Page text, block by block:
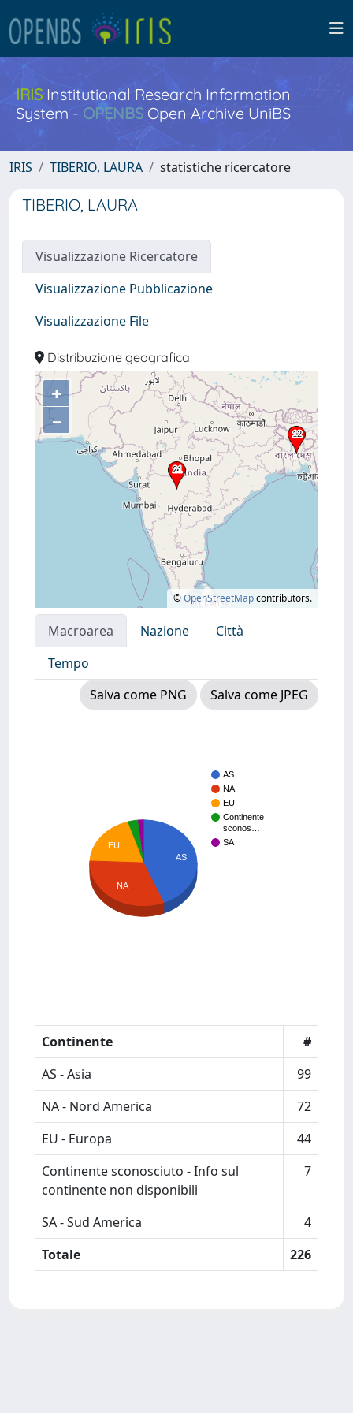
IRISInstitutional Research Information
System - OPENBS Open Archive UniBS
IRIS TIBERIO, LAURA statistiche ricercatore
TIBERIO, LAURA
Visualizzazione Ricercatore
Visualizzazione Pubblicazione
Visualizzazione File
Distribuzione geografica
+
–
©OpenStreetMapcontributors.
Macroarea Nazione
Città
Tempo
Salva come PNG
Salva come JPEG
AS
NA
EU
Continente
sconos…
SA
AS
EU
NA
Continente
#
AS - Asia
99
NA - Nord America
72
EU - Europa
44
Continente sconosciuto - Info sul
continente non disponibili
7
SA - Sud America
4
Totale
226